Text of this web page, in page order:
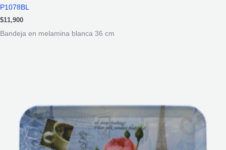
P1078BL
$11,900
Bandeja en melamina blanca 36 cm